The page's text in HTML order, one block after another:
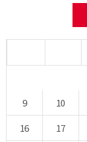
9
10
16
17